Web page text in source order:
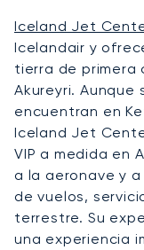
Iceland Jet
Icelandair y
tierra de primera
Akureyri. Aunque
encuentran en
Iceland Jet
VIP a medida en
a la aeronave y
de vuelos,
terrestre. Su
una experiencia